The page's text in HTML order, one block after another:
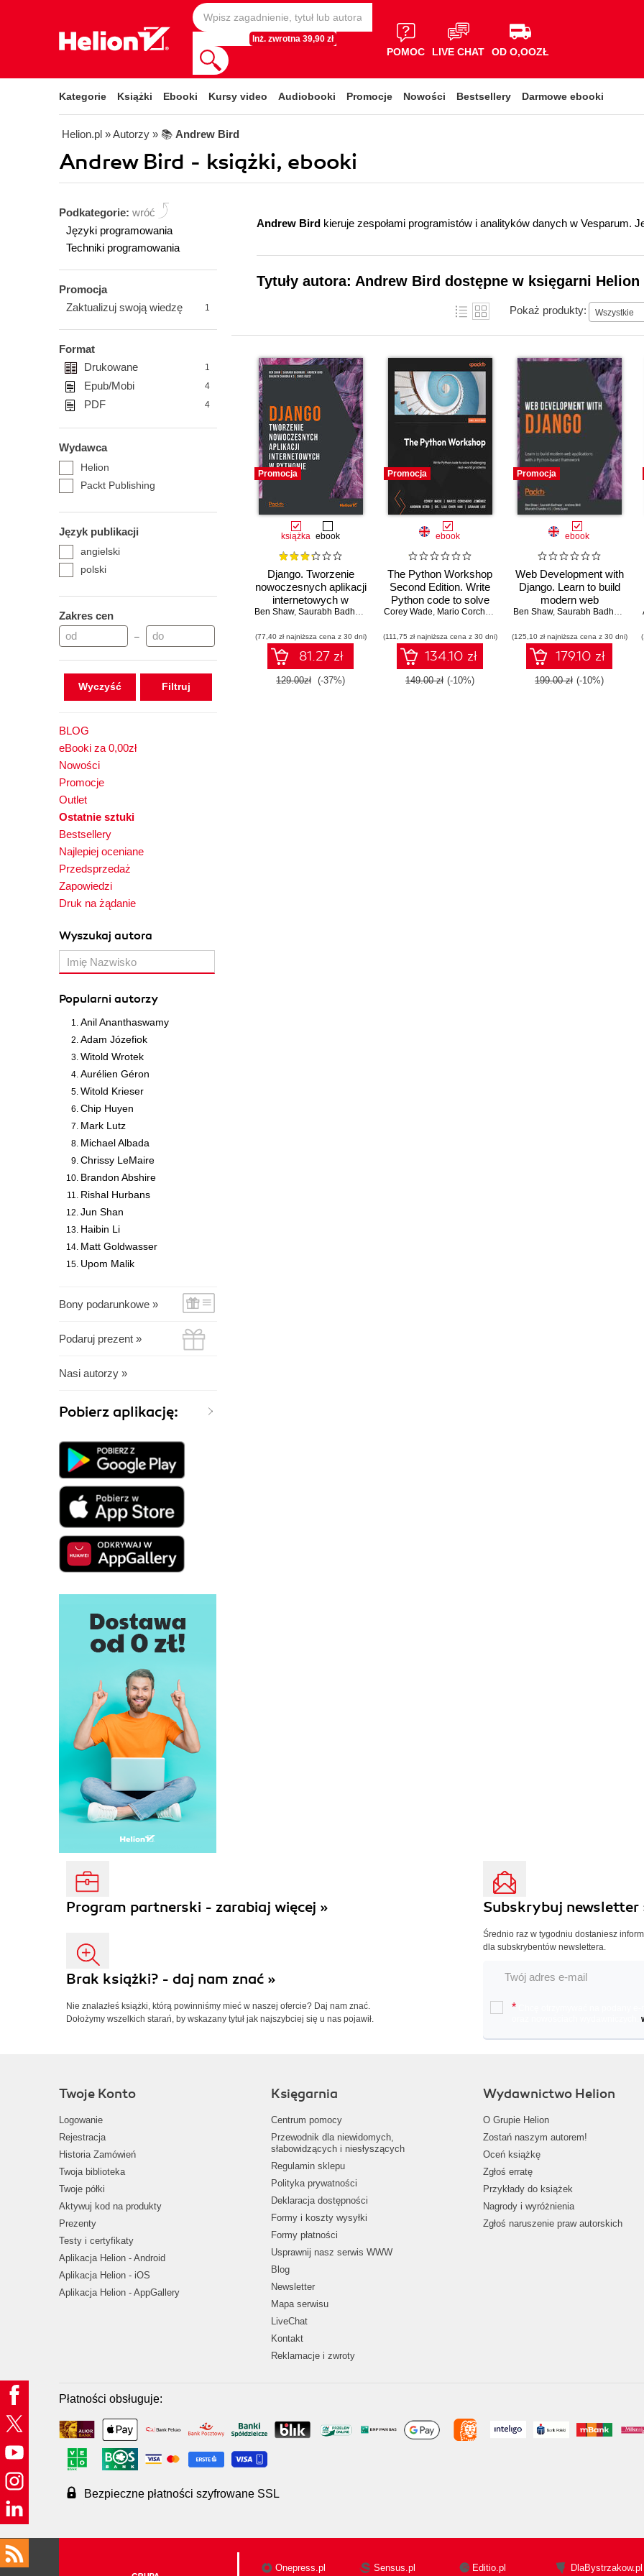
Inż. zwrotna 39,90 zł
POMOC LIVE CHAT OD O,OOZŁ
Kategorie Książki Ebooki Kursy video Audiobooki Promocje Nowości Bestsellery Darmowe ebooki
Helion.pl » Autorzy » 📚 Andrew Bird
Andrew Bird - książki, ebooki
Podkategorie: wróć
Języki programowania
Techniki programowania
Promocja
Zaktualizuj swoją wiedzę
1
Format
Drukowane
1
Epub/Mobi 4
PDF 4
Wydawca
Helion
Packt Publishing
Język publikacji
angielski
polski
Zakres cen
–
Wyczyść
BLOG
eBooki za 0,00zł
Nowości
Promocje
Outlet
Ostatnie sztuki
Bestsellery
Najlepiej oceniane
Przedsprzedaż
Zapowiedzi
Druk na żądanie
Wyszukaj autora
Popularni autorzy
Anil Ananthaswamy
Adam Józefiok
Witold Wrotek
Aurélien Géron
Witold Krieser
Chip Huyen
Mark Lutz
Michael Albada
Chrissy LeMaire
Brandon Abshire
Rishal Hurbans
Jun Shan
Haibin Li
Matt Goldwasser
Upom Malik
Bony podarunkowe »
Podaruj prezent »
Nasi autorzy »
Pobierz aplikację:
Andrew Bird kieruje zespołami programistów i analityków danych w Vesparum.
Tytuły autora: Andrew Bird dostępne w księgarni Helion
Pokaż produkty: Wszystkie
Promocja
książka ebook
Django. Tworzenie
nowoczesnych aplikacji
internetowych w
Pythonie
Ben Shaw, Saurabh Badhwar Andrew Bird,Bharath Chandra K S Chris Guest
(77,40 zł najniższa cena z 30 dni)
81.27 zł
129.00zł (-37%)
Promocja
ebook
The Python Workshop
Second Edition. Write
Python code to solve
challenging real-world
Edition
Corey Wade, Mario Corchero Jiménez ,Andrew Bird,Dr. Lau Cher
(111,75 zł najniższa cena z 30 dni)
134.10 zł
149.00 zł (-10%)
Promocja
ebook
Web Development with
Django. Learn to build
modern web
applications with a
framework
Ben Shaw, Saurabh Badhwar
(125,10 zł najniższa cena z 30 dni)
179.10 zł
199.00 zł (-10%)
Program partnerski - zarabiaj więcej »
Brak książki? - daj nam znać »
Nie znalazłeś książki, którą powinniśmy mieć w naszej ofercie? Daj nam znać.
Dołożymy wszelkich starań, by wskazany tytuł jak najszybciej się u nas pojawił.
Subskrybuj newsletter
Średnio raz w tygodniu dostaniesz
dla subskrybentów newslettera.
*
Twoje Konto
Logowanie
Rejestracja
Historia Zamówień
Twoja biblioteka
Twoje półki
Aktywuj kod na produkty
Prezenty
Testy i certyfikaty
Aplikacja Helion - Android
Aplikacja Helion - iOS
Aplikacja Helion - AppGallery
Księgarnia
Centrum pomocy
Przewodnik dla niewidomych,
słabowidzących i niesłyszących
Regulamin sklepu
Polityka prywatności
Deklaracja dostępności
Formy i koszty wysyłki
Formy płatności
Usprawnij nasz serwis WWW
Blog
Newsletter
Mapa serwisu
LiveChat
Kontakt
Reklamacje i zwroty
Wydawnictwo Helion
O Grupie Helion
Zostań naszym autorem!
Oceń książkę
Zgłoś erratę
Przykłady do książek
Nagrody i wyróżnienia
Zgłoś naruszenie praw autorskich
Płatności obsługuje:
Bezpieczne płatności szyfrowane SSL
Onepress.pl Sensus.pl Editio.pl DlaBystrzakow.pl